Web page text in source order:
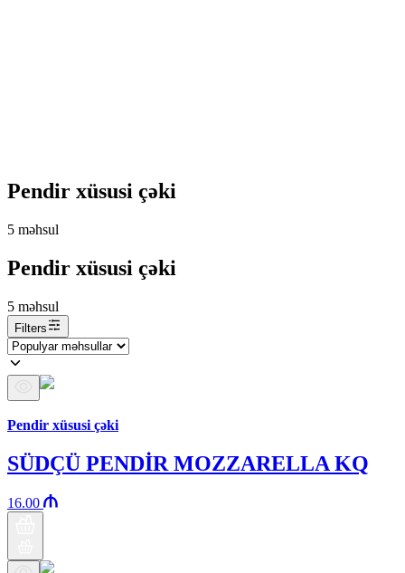
Pendir xüsusi çəki
5 məhsul
Pendir xüsusi çəki
5 məhsul
Filters
Pendir xüsusi çəki
SÜDÇÜ PENDİR MOZZARELLA KQ
16.00